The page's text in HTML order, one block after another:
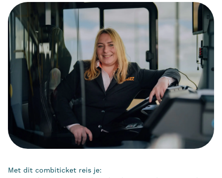
Met dit combiticket reis je: